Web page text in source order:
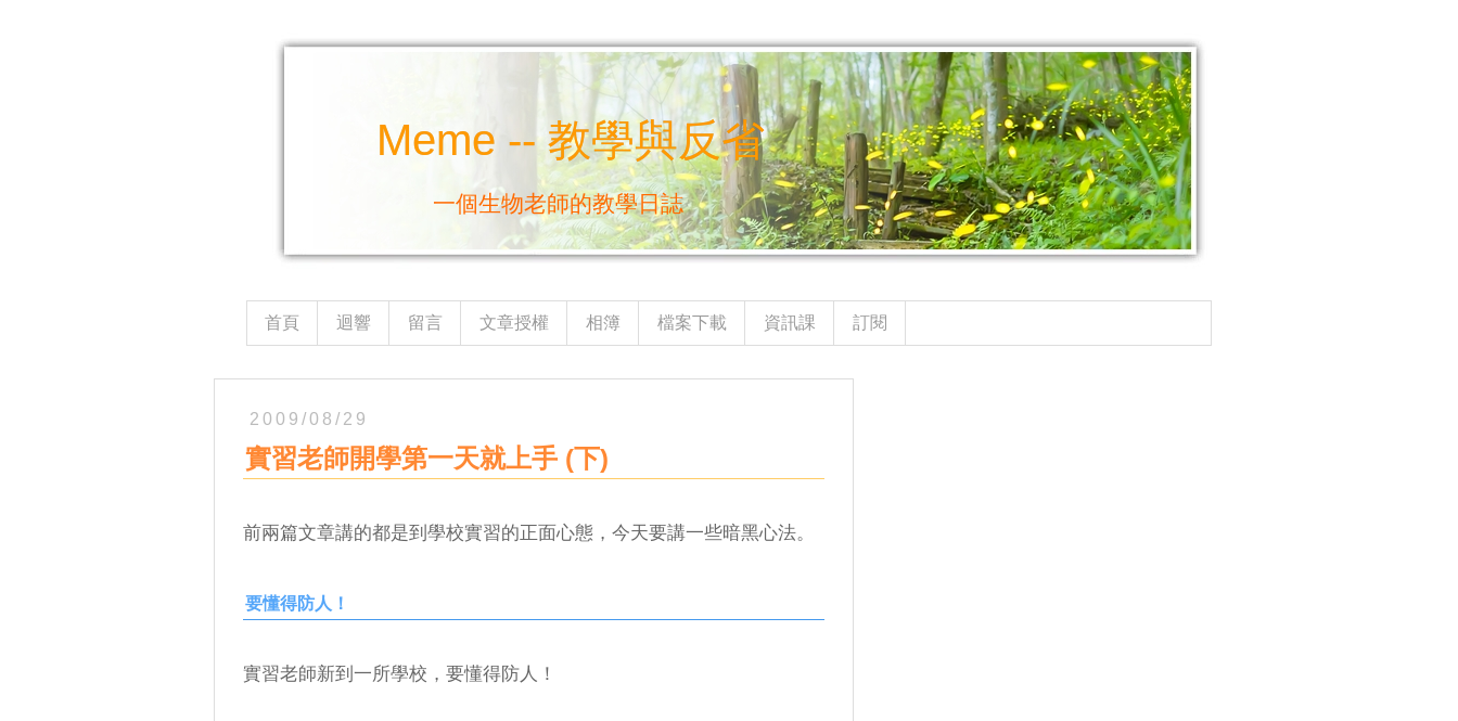
Meme -- 教學與反省
一個生物老師的教學日誌
首頁 迴響 留言 文章授權 相簿 檔案下載 資訊課 訂閱
2009/08/29
實習老師開學第一天就上手 (下)
前兩篇文章講的都是到學校實習的正面心態，今天要講一些暗黑心法。
要懂得防人！
實習老師新到一所學校，要懂得防人！